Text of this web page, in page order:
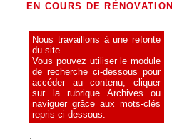
EN COURS DE RÉNOVATION
Nous travaillons à une refonte
du site.
Vous pouvez utiliser le module
de recherche ci-dessous pour
accéder au contenu, cliquer
sur la rubrique Archives ou
naviguer grâce aux mots-clés
repris ci-dessous.